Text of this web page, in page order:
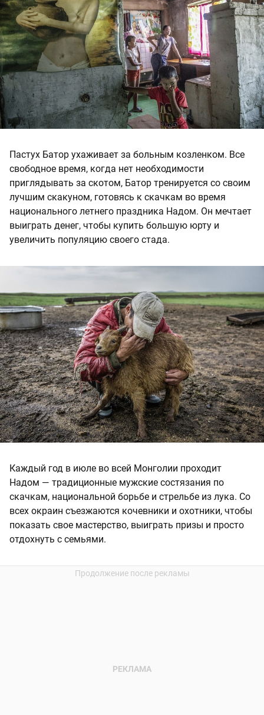
Пастух Батор ухаживает за больным козленком. Все
свободное время, когда нет необходимости
приглядывать за скотом, Батор тренируется со своим
лучшим скакуном, готовясь к скачкам во время
национального летнего праздника Надом. Он мечтает
выиграть денег, чтобы купить большую юрту и
увеличить популяцию своего стада.
Каждый год в июле во всей Монголии проходит
Надом — традиционные мужские состязания по
скачкам, национальной борьбе и стрельбе из лука. Со
всех окраин съезжаются кочевники и охотники, чтобы
показать свое мастерство, выиграть призы и просто
отдохнуть с семьями.